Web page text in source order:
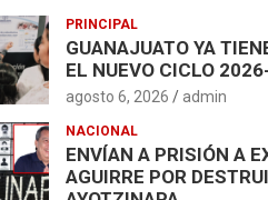
PRINCIPAL
GUANAJUATO YA
EL NUEVO CICLO
agosto 6, 2026 admin
NACIONAL
ENVÍAN A PRISIÓN A
AGUIRRE POR